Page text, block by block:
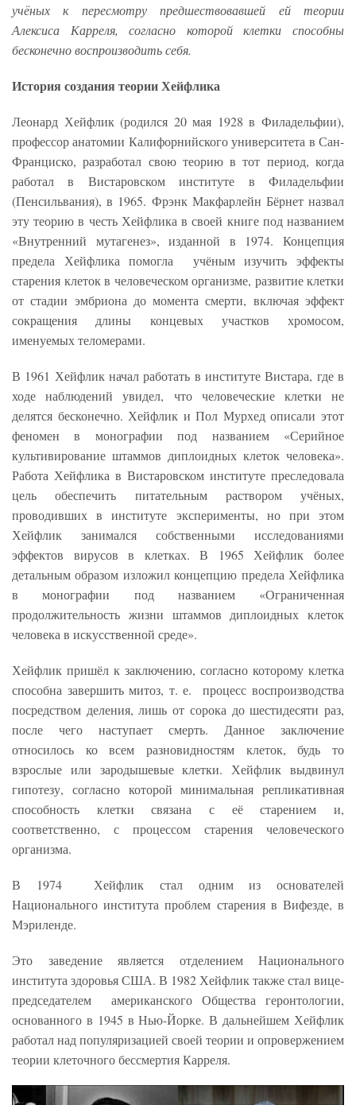
учёных к пересмотру предшествовавшей ей теории
Алексиса Карреля, согласно которой клетки способны
бесконечно воспроизводить себя.
История создания теории Хейфлика
Леонард Хейфлик (родился 20 мая 1928 в Филадельфии),
профессор анатомии Калифорнийского университета в Сан-
Франциско, разработал свою теорию в тот период, когда
работал в Вистаровском институте в Филадельфии
(Пенсильвания), в 1965. Фрэнк Макфарлейн Бёрнет назвал
эту теорию в честь Хейфлика в своей книге под названием
«Внутренний мутагенез», изданной в 1974. Концепция
предела Хейфлика помогла учёным изучить эффекты
старения клеток в человеческом организме, развитие клетки
от стадии эмбриона до момента смерти, включая эффект
сокращения длины концевых участков хромосом,
именуемых теломерами.
В 1961 Хейфлик начал работать в институте Вистара, где в
ходе наблюдений увидел, что человеческие клетки не
делятся бесконечно. Хейфлик и Пол Мурхед описали этот
феномен в монографии под названием «Серийное
культивирование штаммов диплоидных клеток человека».
Работа Хейфлика в Вистаровском институте преследовала
цель обеспечить питательным раствором учёных,
проводивших в институте эксперименты, но при этом
Хейфлик занимался собственными исследованиями
эффектов вирусов в клетках. В 1965 Хейфлик более
детальным образом изложил концепцию предела Хейфлика
в монографии под названием «Ограниченная
продолжительность жизни штаммов диплоидных клеток
человека в искусственной среде».
Хейфлик пришёл к заключению, согласно которому клетка
способна завершить митоз, т. е. процесс воспроизводства
посредством деления, лишь от сорока до шестидесяти раз,
после чего наступает смерть. Данное заключение
относилось ко всем разновидностям клеток, будь то
взрослые или зародышевые клетки. Хейфлик выдвинул
гипотезу, согласно которой минимальная репликативная
способность клетки связана с её старением и,
соответственно, с процессом старения человеческого
организма.
В 1974 Хейфлик стал одним из основателей
Национального института проблем старения в Вифезде, в
Мэриленде.
Это заведение является отделением Национального
института здоровья США. В 1982 Хейфлик также стал вице-
председателем американского Общества геронтологии,
основанного в 1945 в Нью-Йорке. В дальнейшем Хейфлик
работал над популяризацией своей теории и опровержением
теории клеточного бессмертия Карреля.